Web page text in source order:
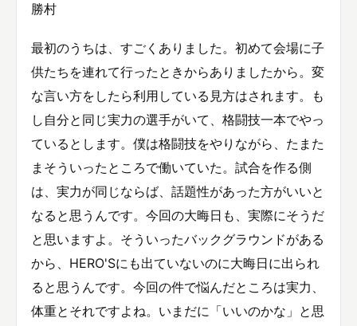
勝村
最初のうちは、すごくありました。初めて会場に子
供たちを連れて行ったときからありましたから。変
な言い方をしたら利用している見方はされます。も
し自分と同じ実力の選手がいて、格闘技一本でやっ
ているとします。僕は格闘技をやりながら、たまた
まそういったところで働いていた。試合を作る側
は、実力が同じならば、話題性があった方がいいと
なると思うんです。今回の大晦日も、実際にそうだ
と思いますよ。そういったバックグラウンドがある
から、HERO'Sにも出ていないのに大晦日に出られ
ると思うんです。今回の件で悩んだところは実力、
体重とそれですよね。いまだに「いいのかな」と思